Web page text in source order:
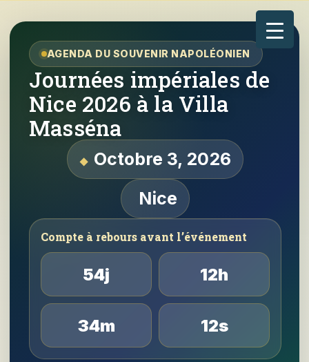
AGENDA DU SOUVENIR NAPOLÉONIEN
Journées impériales de
Nice 2026 à la Villa
Masséna
Octobre 3, 2026
Nice
Compte à rebours avant l’événement
54j 12h
34m 11s